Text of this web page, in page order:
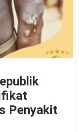
Penyakit